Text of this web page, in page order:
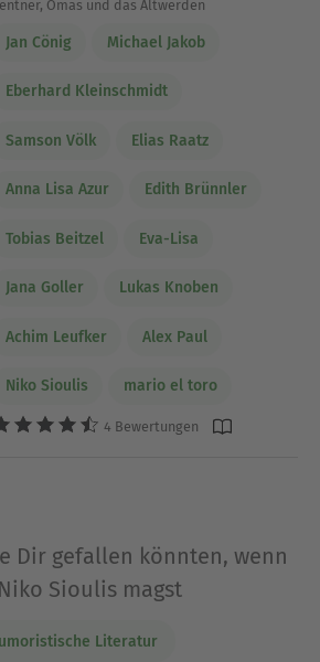
Omas und das Altwerden
Jan Cönig Michael Jakob
Eberhard Kleinschmidt
Samson Völk Elias Raatz
Anna Lisa Azur Edith Brünnler
Tobias Beitzel Eva-Lisa
Jana Goller Lukas Knoben
Achim Leufker Alex Paul
Niko Sioulis mario el toro
4 Bewertungen
Dir gefallen könnten, wenn
Sioulis magst
Literatur